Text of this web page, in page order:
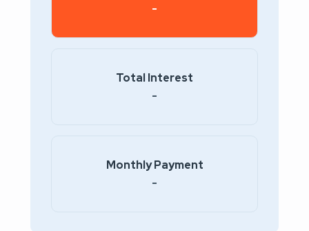
Monthly Payment
-
Total Interest
-
-